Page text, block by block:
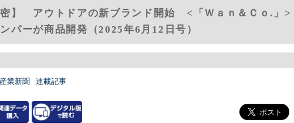
密】 アウトドアの新ブランド開始 <「Ｗａｎ＆Ｃｏ.」>
パーが商品開発（2025年6月12日号）
業新聞 連載記事